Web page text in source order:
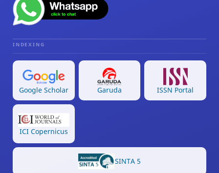
INDEXING
Google Scholar Garuda ISSN Portal
ICI Copernicus
SINTA 5